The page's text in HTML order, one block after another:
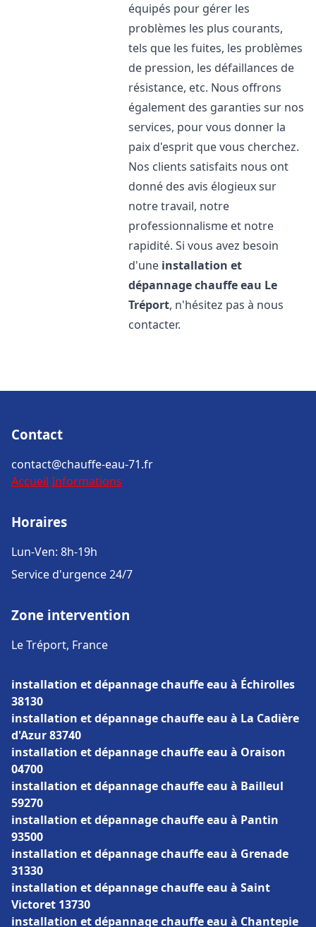
équipés pour gérer les
problèmes les plus courants,
tels que les fuites, les problèmes
de pression, les défaillances de
résistance, etc. Nous offrons
également des garanties sur nos
services, pour vous donner la
paix d'esprit que vous cherchez.
Nos clients satisfaits nous ont
donné des avis élogieux sur
notre travail, notre
professionnalisme et notre
rapidité. Si vous avez besoin
d'une installation et
dépannage chauffe eau Le
Tréport, n'hésitez pas à nous
contacter.
Contact
contact@chauffe-eau-71.fr
Accueil Informations
Horaires
Lun-Ven: 8h-19h
Service d'urgence 24/7
Zone intervention
Le Tréport, France
installation et dépannage chauffe eau à Échirolles
38130
installation et dépannage chauffe eau à La Cadière
d'Azur 83740
installation et dépannage chauffe eau à Oraison
04700
installation et dépannage chauffe eau à Bailleul
59270
installation et dépannage chauffe eau à Pantin
93500
installation et dépannage chauffe eau à Grenade
31330
installation et dépannage chauffe eau à Saint
Victoret 13730
installation et dépannage chauffe eau à Chantepie